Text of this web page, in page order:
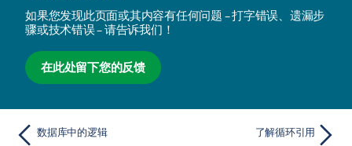
如果您发现此页面或其内容有任何问题 – 打字错误、遗漏步
骤或技术错误 – 请告诉我们！
在此处留下您的反馈
数据库中的逻辑 了解循环引用